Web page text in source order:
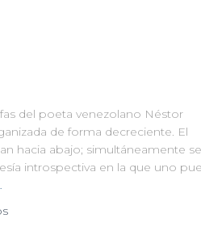
del poeta venezolano Néstor
de forma decreciente. El
hacia abajo; simultáneamente se
introspectiva en la que uno